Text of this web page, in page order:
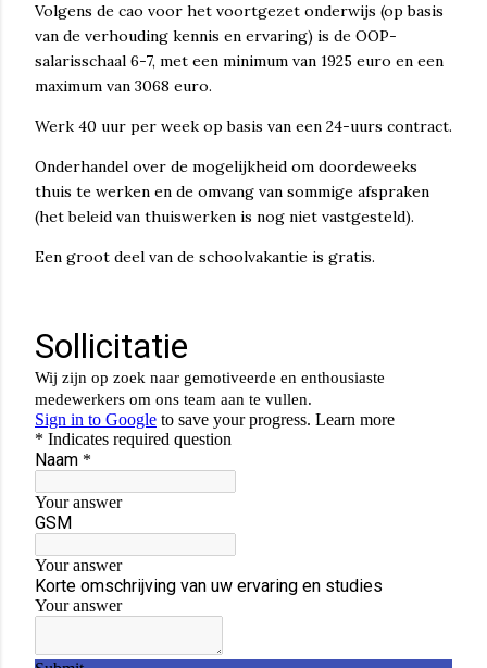
Volgens de cao voor het voortgezet onderwijs (op basis
van de verhouding kennis en ervaring) is de OOP-
salarisschaal 6-7, met een minimum van 1925 euro en een
maximum van 3068 euro.
Werk 40 uur per week op basis van een 24-uurs contract.
Onderhandel over de mogelijkheid om doordeweeks
thuis te werken en de omvang van sommige afspraken
(het beleid van thuiswerken is nog niet vastgesteld).
Een groot deel van de schoolvakantie is gratis.